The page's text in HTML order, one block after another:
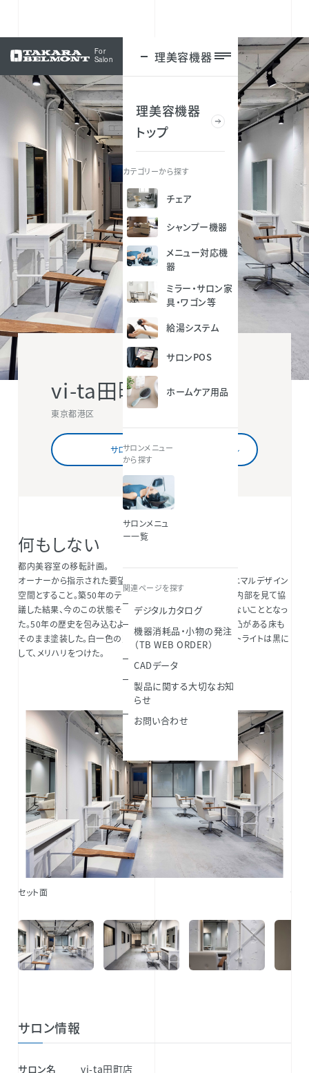
For
Salon
理美容機器
理美容機器
トップ
カテゴリーから探す
チェア
シャンプー機器
メニュー対応機
器
ミラー・サロン家
具・ワゴン等
給湯システム
サロンPOS
ホームケア用品
サロンメニュー
から探す
サロンメニュ
ー一覧
関連ページを探す
デジタルカタログ
機器消耗品・小物の発注
（TB WEB ORDER）
CADデータ
製品に関する大切なお知
らせ
お問い合わせ
ログイン
vi-ta田町店
東京都港区
サロン情報を詳しくみる
何もしない
都内美容室の移転計画。
オーナーから指示された要望は、天井をスケルトンとしたミニマルデザイン
空間とすること。築50年のテナントビル。スケルトンになった内部を見て協
議した結果、今のこの状態そのまま残し、極力何も手を加えないこととなっ
た。50年の歴史を包み込むように壁を白く吹付し、多少の凹凸がある床も
そのまま塗装した。白一色の空間に唯一配線ダクトとスポットライトは黒に
して、メリハリをつけた。
セット面 セッ
サロン情報
サロン名
vi-ta田町店